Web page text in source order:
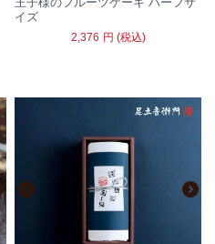
イズ
2,376 円 (税込)